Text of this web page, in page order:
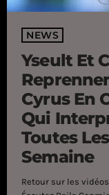
NEWS
Yseult Et
Cyrus En
Qui
Toutes
Semaine
Retour sur les